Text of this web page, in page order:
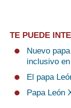
TE PUEDE
Nuevo
inclusivo
El papa
Papa León